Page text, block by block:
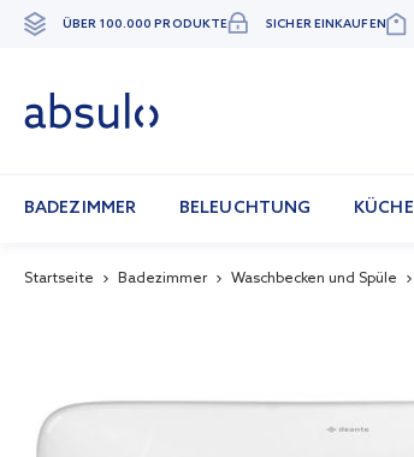
Zum
ÜBER 100.000 PRODUKTE SICHER EINKAUFEN
BADEZIMMER BELEUCHTUNG KÜCHE
Startseite Badezimmer Waschbecken und Spüle
the